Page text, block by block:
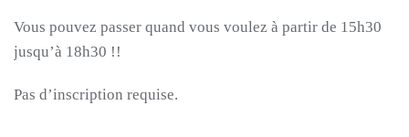
Vous pouvez passer quand vous voulez à partir de 15h30
jusqu’à 18h30 !!
Pas d’inscription requise.